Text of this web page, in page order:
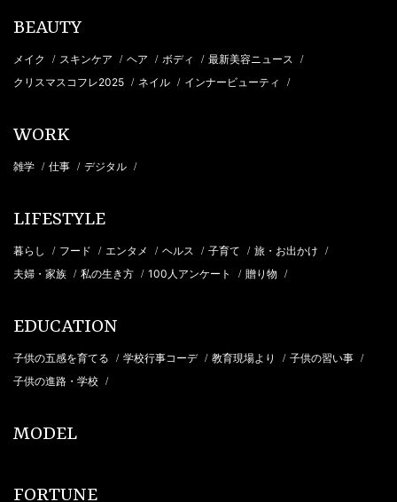
BEAUTY
メイク / スキンケア / ヘア / ボディ / 最新美容ニュース /
クリスマスコフレ2025 / ネイル / インナービューティ /
WORK
雑学 / 仕事 / デジタル /
LIFESTYLE
暮らし / フード / エンタメ / ヘルス / 子育て / 旅・お出かけ /
夫婦・家族 / 私の生き方 / 100人アンケート / 贈り物 /
EDUCATION
子供の五感を育てる / 学校行事コーデ / 教育現場より / 子供の習い事 /
子供の進路・学校 /
MODEL
FORTUNE